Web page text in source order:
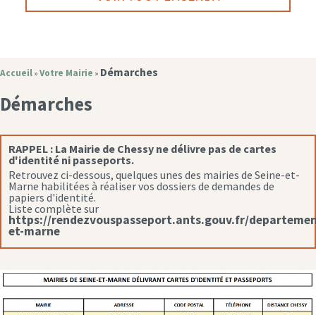
Accueil » Votre Mairie » Démarches
Démarches
RAPPEL : La Mairie de Chessy ne délivre pas de cartes
d'identité ni passeports.
Retrouvez ci-dessous, quelques unes des mairies de Seine-et-
Marne habilitées à réaliser vos dossiers de demandes de
papiers d'identité.
Liste complète sur
https://rendezvouspasseport.ants.gouv.fr/
et-marne